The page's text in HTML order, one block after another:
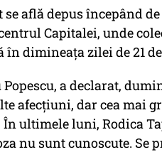
află depus începând
Capitalei, unde
dimineaţa zilei de 21
a declarat,
afecţiuni, dar cea mai
ultimele luni, Rodica
nu sunt cunoscute. Se